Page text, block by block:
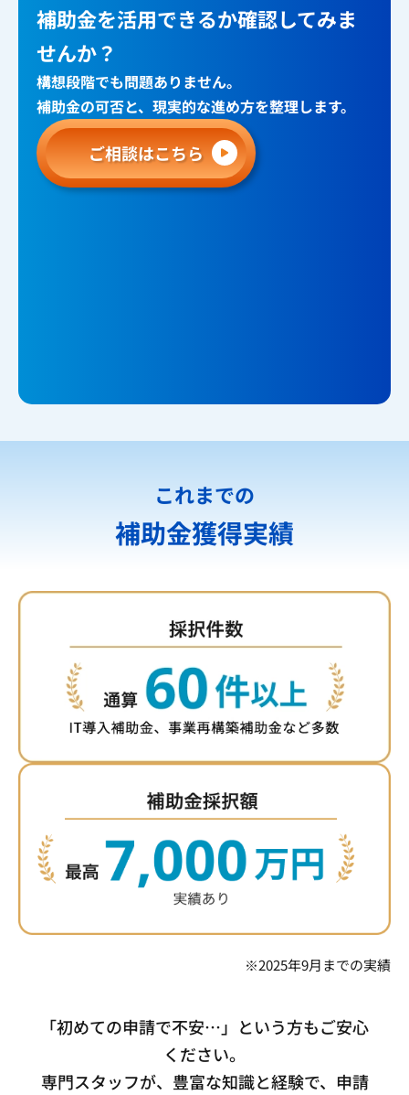
補助金を活用できるか確認してみま
せんか？
構想段階でも問題ありません。
補助金の可否と、現実的な進め方を整理します。
ご相談はこちら
これまでの
補助金獲得実績
※2025年9月までの実績
「初めての申請で不安…」という方もご安心
ください。
専門スタッフが、豊富な知識と経験で、申請